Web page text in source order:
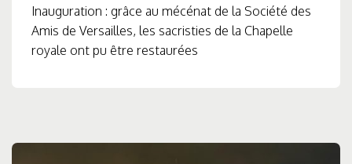
Inauguration : grâce au mécénat de la Société des
Amis de Versailles, les sacristies de la Chapelle
royale ont pu être restaurées